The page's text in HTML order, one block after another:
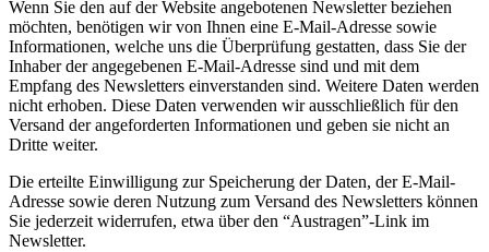
Wenn Sie den auf der Website angebotenen Newsletter beziehen
möchten, benötigen wir von Ihnen eine E-Mail-Adresse sowie
Informationen, welche uns die Überprüfung gestatten, dass Sie der
Inhaber der angegebenen E-Mail-Adresse sind und mit dem
Empfang des Newsletters einverstanden sind. Weitere Daten werden
nicht erhoben. Diese Daten verwenden wir ausschließlich für den
Versand der angeforderten Informationen und geben sie nicht an
Dritte weiter.
Die erteilte Einwilligung zur Speicherung der Daten, der E-Mail-
Adresse sowie deren Nutzung zum Versand des Newsletters können
Sie jederzeit widerrufen, etwa über den “Austragen”-Link im
Newsletter.